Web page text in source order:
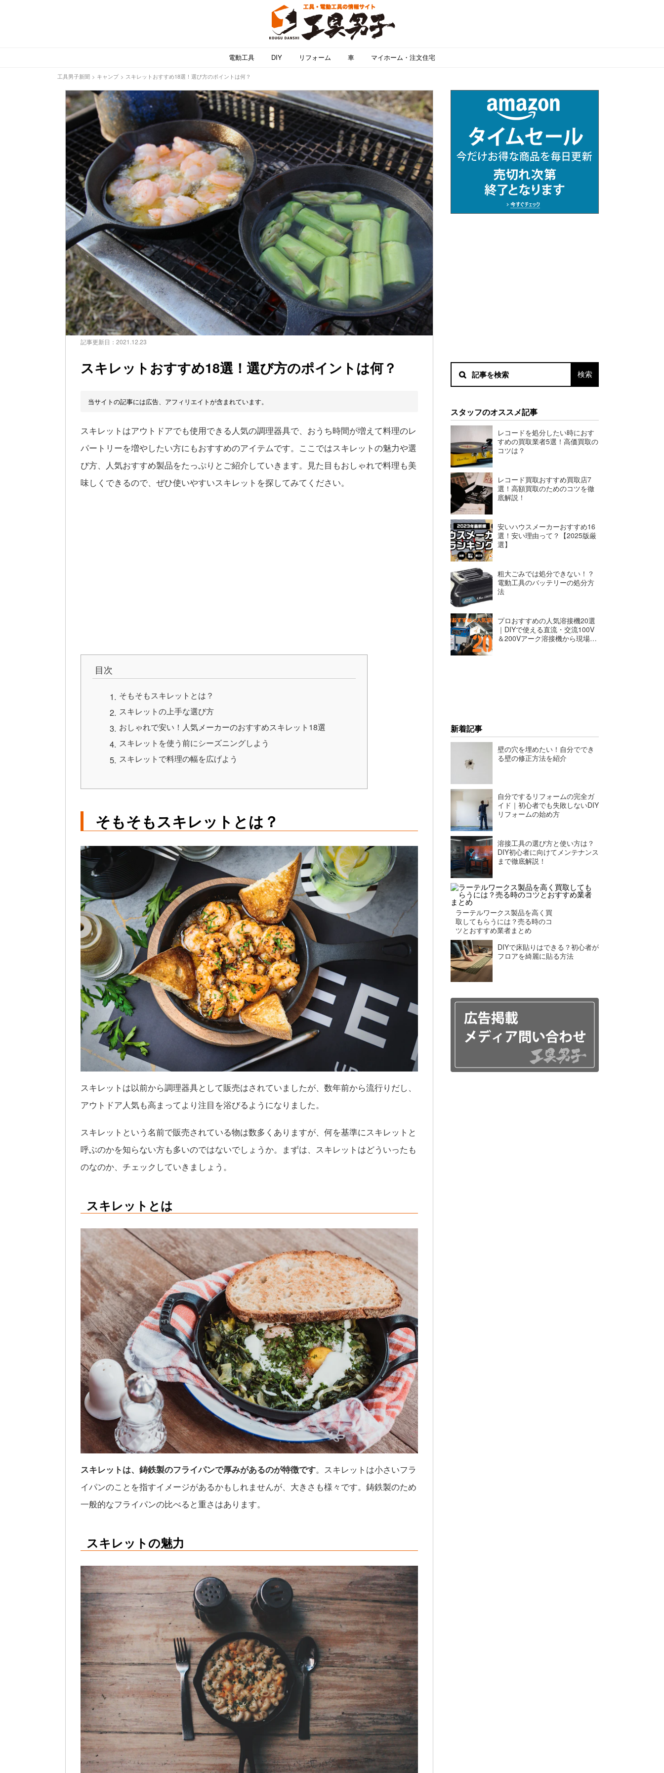
電動工具 DIY リフォーム 車 マイホーム・注文住宅
工具男子新聞 > キャンプ > スキレットおすすめ18選！選び方のポイントは何？
記事更新日： 2021.12.23
スキレットおすすめ18選！選び方のポイントは何？
当サイトの記事には広告、アフィリエイトが含まれています。
スキレットはアウトドアでも使用できる人気の調理器具で、おうち時間が増えて料理のレ
パートリーを増やしたい方にもおすすめのアイテムです。ここではスキレットの魅力や選
び方、人気おすすめ製品をたっぷりとご紹介していきます。見た目もおしゃれで料理も美
味しくできるので、ぜひ使いやすいスキレットを探してみてください。
目次
そもそもスキレットとは？
スキレットの上手な選び方
おしゃれで安い！人気メーカーのおすすめスキレット18選
スキレットを使う前にシーズニングしよう
スキレットで料理の幅を広げよう
そもそもスキレットとは？
スキレットは以前から調理器具として販売はされていましたが、数年前から流行りだし、
アウトドア人気も高まってより注目を浴びるようになりました。
スキレットという名前で販売されている物は数多くありますが、何を基準にスキレットと
呼ぶのかを知らない方も多いのではないでしょうか。まずは、スキレットはどういったも
のなのか、チェックしていきましょう。
スキレットとは
スキレットは、鋳鉄製のフライパンで厚みがあるのが特徴です。スキレットは小さいフラ
イパンのことを指すイメージがあるかもしれませんが、大きさも様々です。鋳鉄製のため
一般的なフライパンの比べると重さはあります。
スキレットの魅力
スタッフのオススメ記事
レコードを処分したい時におす
すめの買取業者5選！高価買取の
コツは？
レコード買取おすすめ買取店7
選！高額買取のためのコツを徹
底解説！
安いハウスメーカーおすすめ16
選！安い理由って？【2025版厳
選】
粗大ごみでは処分できない！？
電動工具のバッテリーの処分方
法
プロおすすめの人気溶接機20選
｜DIYで使える直流・交流100V
＆200Vアーク溶接機から現場で
新着記事
壁の穴を埋めたい！自分ででき
る壁の修正方法を紹介
自分でするリフォームの完全ガ
イド｜初心者でも失敗しないDIY
リフォームの始め方
溶接工具の選び方と使い方は？
DIY初心者に向けてメンテナンス
まで徹底解説！
ラーテルワークス製品を高く買
取してもらうには？売る時のコ
ツとおすすめ業者まとめ
DIYで床貼りはできる？初心者が
フロアを綺麗に貼る方法